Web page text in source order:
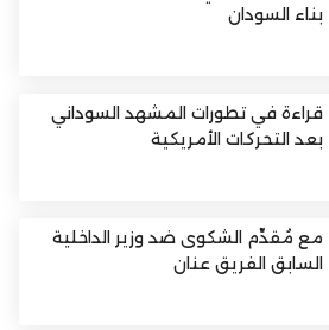
بناء السودان
قراءة في تطورات المشهد السوداني
بعد التحركات الأمريكية
مع مُقدِّم الشكوى ضد وزير الداخلية
السابق الفريق عنان